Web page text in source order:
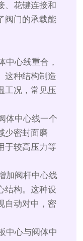
、花键连接和
阀门的承载能
中心线重合，
这种结构制造
工况，常见压
体中心线一个
少密封面磨
于较高压力等
加阀杆中心线
结构。这种设
自动对中，密
中心与阀体中